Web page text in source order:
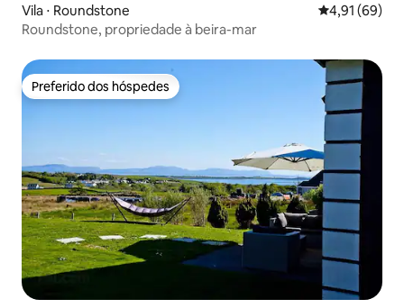
Vila ⋅ Roundstone 4,91 de uma
4,91 (69)
Roundstone, propriedade à beira-mar
Preferido dos hóspedes
Preferido dos hóspedes